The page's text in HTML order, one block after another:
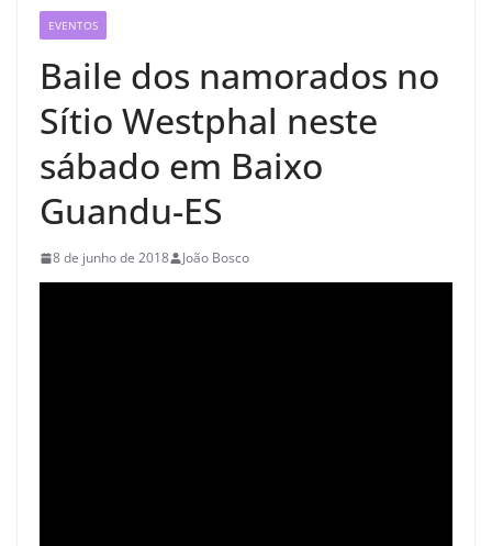
EVENTOS
Baile dos namorados no
Sítio Westphal neste
sábado em Baixo
Guandu-ES
8 de junho de 2018 João Bosco